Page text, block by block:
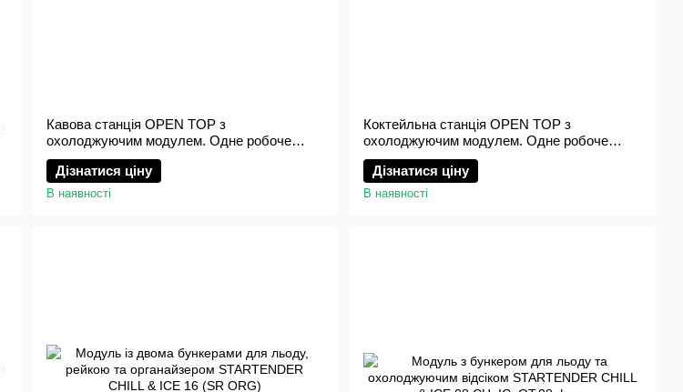
Кавова станція OPEN TOP з
охолоджуючим модулем. Одне робоче
місце бариста. STARTENDER COFFEE
STATION
Дізнатися ціну
В наявності
Коктейльна станція OPEN TOP з
охолоджуючим модулем. Одне робоче
місце бармена. STARTENDER cold SOLO
Дізнатися ціну
В наявності